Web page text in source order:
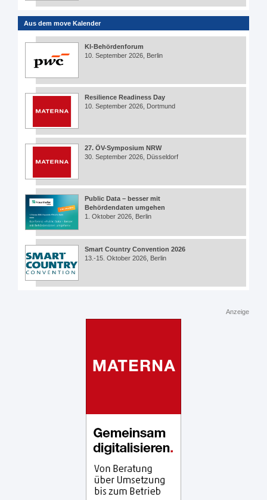
Aus dem move Kalender
KI-Behördenforum
10. September 2026, Berlin
Resilience Readiness Day
10. September 2026, Dortmund
27. ÖV-Symposium NRW
30. September 2026, Düsseldorf
Public Data – besser mit
Behördendaten umgehen
1. Oktober 2026, Berlin
Smart Country Convention 2026
13.-15. Oktober 2026, Berlin
Anzeige